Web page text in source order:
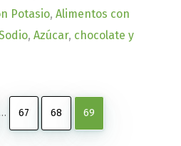
Potasio,Alimentos con
,Azúcar, chocolate y
pages
… Page
67 Page
68 Page
69